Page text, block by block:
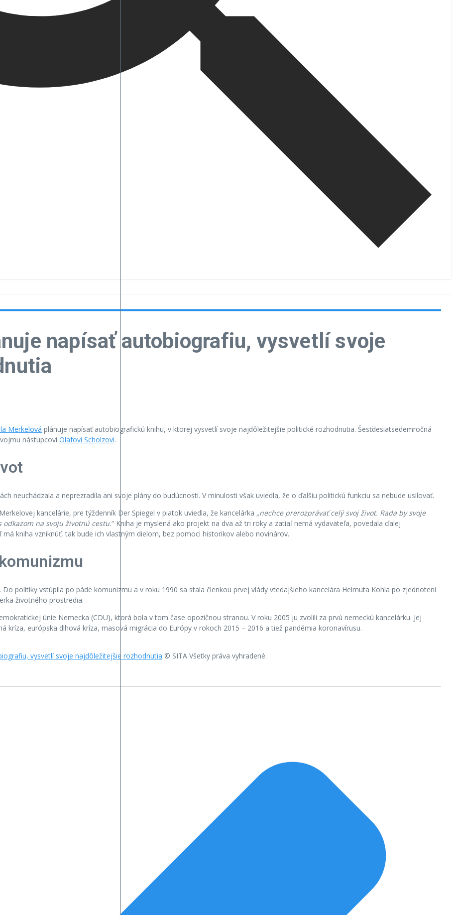
napísať autobiografiu, vysvetlí svoje
Merkelová plánuje napísať autobiografickú knihu, v ktorej vysvetlí svoje najdôležitejšie politické rozhodnutia. Šesťdesiatsedemročná
nástupcovi Olafovi Scholzovi.
neuchádzala a neprezradila ani svoje plány do budúcnosti. V minulosti však uviedla, že o ďalšiu politickú funkciu sa nebude usilovať.
kancelárie, pre týždenník Der Spiegel v piatok uviedla, že kancelárka „nechce prerozprávať celý svoj život. Rada by svoje
na svoju životnú cestu.“ Kniha je myslená ako projekt na dva až tri roky a zatiaľ nemá vydavateľa, povedala ďalej
kniha vzniknúť, tak bude ich vlastným dielom, bez pomoci historikov alebo novinárov.
politiky vstúpila po páde komunizmu a v roku 1990 sa stala členkou prvej vlády vtedajšieho kancelára Helmuta Kohla po zjednotení
životného prostredia.
únie Nemecka (CDU), ktorá bola v tom čase opozičnou stranou. V roku 2005 ju zvolili za prvú nemeckú kancelárku. Jej
kríza, európska dlhová kríza, masová migrácia do Európy v rokoch 2015 – 2016 a tiež pandémia koronavírusu.
vysvetlí svoje najdôležitejšie rozhodnutia © SITA Všetky práva vyhradené.